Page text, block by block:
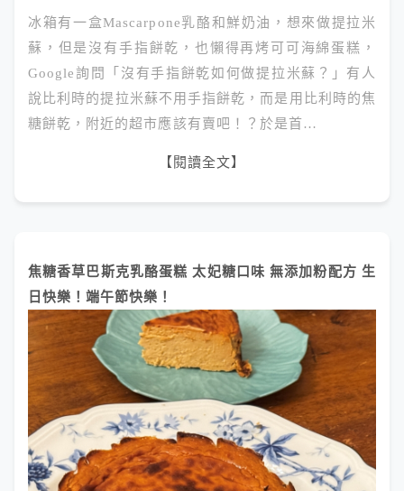
冰箱有一盒Mascarpone乳酪和鮮奶油，想來做提拉米
蘇，但是沒有手指餅乾，也懶得再烤可可海綿蛋糕，
Google詢問「沒有手指餅乾如何做提拉米蘇？」有人
說比利時的提拉米蘇不用手指餅乾，而是用比利時的焦
糖餅乾，附近的超市應該有賣吧！？於是首…
【閱讀全文】
焦糖香草巴斯克乳酪蛋糕 太妃糖口味 無添加粉配方 生
日快樂！端午節快樂！